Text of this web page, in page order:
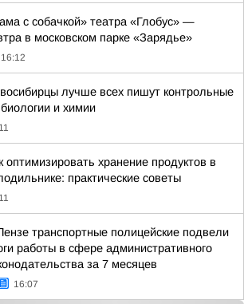
с собачкой» театра «Глобус» —
в московском парке «Зарядье»
16:12
лучше всех пишут контрольные
и химии
оптимизировать хранение продуктов в
практические советы
транспортные полицейские подвели
работы в сфере административного
за 7 месяцев
16:07